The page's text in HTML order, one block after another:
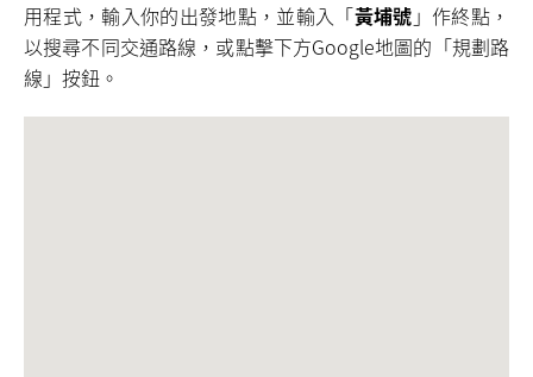
用程式，輸入你的出發地點，並輸入 「黃埔號 」 作終點，
以搜尋不同交通路線，或點擊下方Google地圖的「規劃路
線」按鈕。